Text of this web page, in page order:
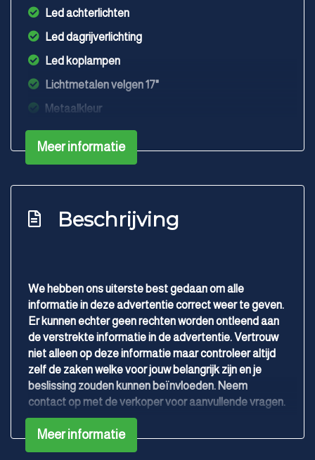
Led achterlichten
Led dagrijverlichting
Led koplampen
Lichtmetalen velgen 17"
Metaalkleur
Mistlampen voor adaptief
Overige
Anti blokkeer systeem
Bestuurdersairbag
Bluetooth
Elektronisch stabiliteits programma
Elektronische remkrachtverdeling
Hoofd airbag(s) voor
Keyless start
Led mistlampen
Meer informatie
Beschrijving
We hebben ons uiterste best gedaan om alle
informatie in deze advertentie correct weer te geven.
Er kunnen echter geen rechten worden ontleend aan
de verstrekte informatie in de advertentie. Vertrouw
niet alleen op deze informatie maar controleer altijd
zelf de zaken welke voor jouw belangrijk zijn en je
beslissing zouden kunnen beïnvloeden. Neem
contact op met de verkoper voor aanvullende vragen.
Meer informatie